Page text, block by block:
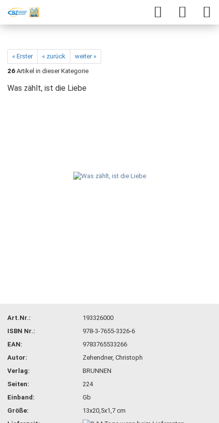
« Erster « zurück
weiter »
26 Artikel in dieser Kategorie
Was zählt, ist die Liebe
Art.Nr.:
193326000
ISBN Nr.:
978-3-7655-3326-6
EAN:
9783765533266
Autor:
Zehendner, Christoph
Verlag:
BRUNNEN
Seiten:
224
Einband:
Gb
Größe:
13x20,5x1,7 cm